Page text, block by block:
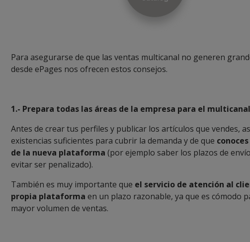
Para asegurarse de que las ventas multicanal no generen
desde ePages nos ofrecen estos consejos.
1.- Prepara todas las áreas de la empresa para el multicanal
Antes de crear tus perfiles y publicar los artículos que vendes,
existencias suficientes para cubrir la demanda y de que
de la nueva plataforma (por ejemplo saber los plazos de
evitar ser penalizado).
También es muy importante que el servicio de atención al
propia plataforma en un plazo razonable, ya que es cómodo
mayor volumen de ventas.